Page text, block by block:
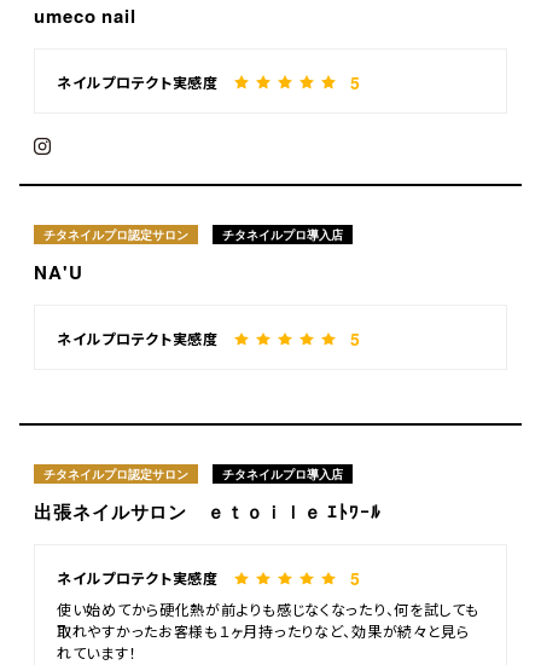
umeco nail
ネイルプロテクト実感度 5
チタネイルプロ認定サロン チタネイルプロ導入店
NA'U
ネイルプロテクト実感度 5
チタネイルプロ認定サロン チタネイルプロ導入店
出張ネイルサロン ｅｔｏｉｌｅ ｴﾄﾜｰﾙ
ネイルプロテクト実感度 5
使い始めてから硬化熱が前よりも感じなくなったり、何を試しても
取れやすかったお客様も１ヶ月持ったりなど、効果が続々と見ら
れています！